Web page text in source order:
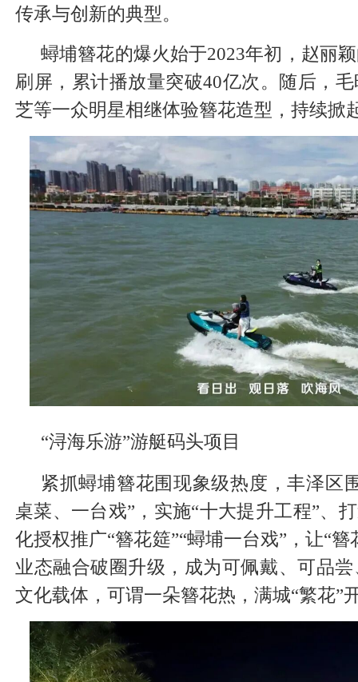
传承与创新的典型。
蟳埔簪花的爆火始于2023年初，赵丽
刷屏，累计播放量突破40亿次。随后，
芝等一众明星相继体验簪花造型，持续掀
“浔海乐游”游艇码头项目
紧抓蟳埔簪花围现象级热度，丰泽区
桌菜、一台戏”，实施“十大提升工程”、
化授权推广“簪花筵”“蟳埔一台戏”，让“
业态融合破圈升级，成为可佩戴、可品
文化载体，可谓一朵簪花热，满城“繁花”